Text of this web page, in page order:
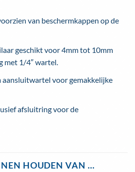
van beschermkappen op de
geschikt voor 4mm tot 10mm
met 1/4″ wartel.
aansluitwartel voor gemakkelijke
afsluitring voor de
HOUDEN VAN …